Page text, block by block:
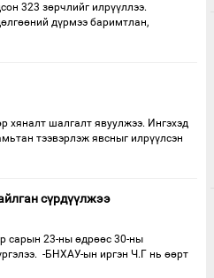
323 зөрчлийг илрүүллээ.
дүрмээ баримтлан,
хяналт шалгалт явуулжээ. Ингэхэд
тээвэрлэж явсныг илрүүлсэн
сүрдүүлжээ
сарын 23-ны өдрөөс 30-ны
-БНХАУ-ын иргэн Ч.Г нь өөрт